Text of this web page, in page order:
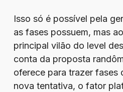
Isso só é possível pela
as fases possuem, mas
principal vilão do level
conta da proposta
oferece para trazer fases
nova tentativa, o fator